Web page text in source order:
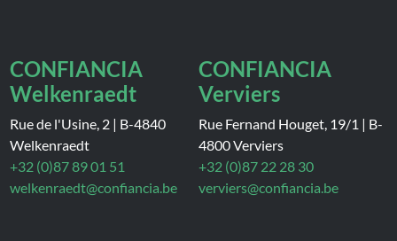
CONFIANCIA
Welkenraedt
Rue de l'Usine, 2 | B-4840
Welkenraedt
+32 (0)87 89 01 51
welkenraedt@confiancia.be
CONFIANCIA
Verviers
Rue Fernand Houget, 19/1 | B-
4800 Verviers
+32 (0)87 22 28 30
verviers@confiancia.be